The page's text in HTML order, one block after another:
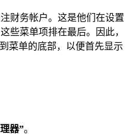
财务帐户。这是他们在设置
些菜单项排在最后。因此，
菜单的底部，以便首先显示
器”。